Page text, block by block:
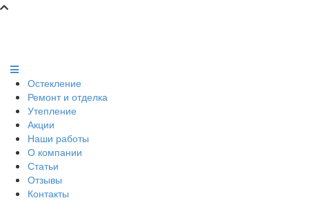
Остекление
Ремонт и отделка
Утепление
Акции
Наши работы
О компании
Статьи
Отзывы
Контакты